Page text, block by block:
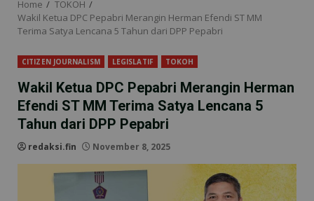
Home
TOKOH
Wakil Ketua DPC Pepabri Merangin Herman Efendi ST MM
Terima Satya Lencana 5 Tahun dari DPP Pepabri
CITIZEN JOURNALISM LEGISLATIF TOKOH
Wakil Ketua DPC Pepabri Merangin Herman
Efendi ST MM Terima Satya Lencana 5
Tahun dari DPP Pepabri
redaksi.fin November 8, 2025